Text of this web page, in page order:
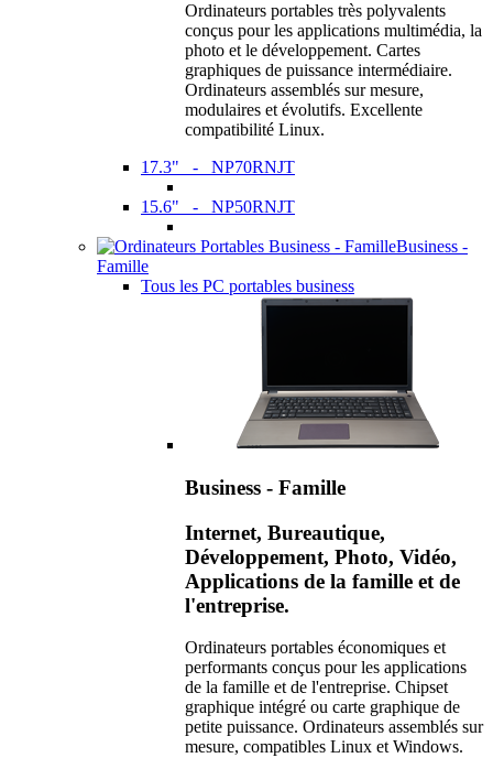
Ordinateurs portables très polyvalents
conçus pour les applications multimédia, la
photo et le développement. Cartes
graphiques de puissance intermédiaire.
Ordinateurs assemblés sur mesure,
modulaires et évolutifs. Excellente
compatibilité Linux.
17.3" - NP70RNJT
15.6" - NP50RNJT
Business -
Famille
Tous les PC portables business
Business - Famille
Internet, Bureautique,
Développement, Photo, Vidéo,
Applications de la famille et de
l'entreprise.
Ordinateurs portables économiques et
performants conçus pour les applications
de la famille et de l'entreprise. Chipset
graphique intégré ou carte graphique de
petite puissance. Ordinateurs assemblés sur
mesure, compatibles Linux et Windows.